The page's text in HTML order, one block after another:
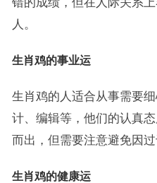
人。
生肖鸡的事业运
生肖鸡的人适合从事需要
计、编辑等，他们的认真
而出，但需要注意避免因
生肖鸡的健康运